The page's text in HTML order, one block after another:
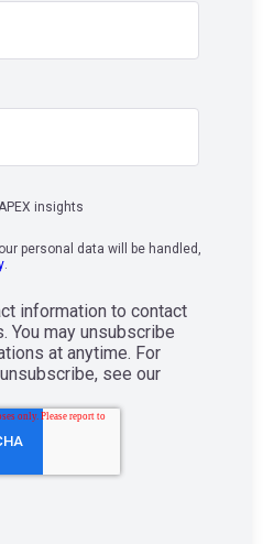
insights
personal data will be handled,
.
information to contact
You may unsubscribe
at anytime. For
see our